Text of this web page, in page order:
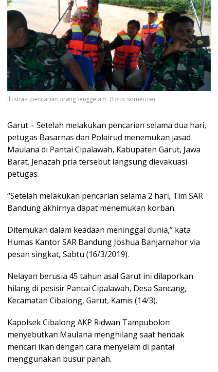
Ilustrasi pencarian orang tenggelam. (Foto: someone)
Garut – Setelah melakukan pencarian selama dua hari,
petugas Basarnas dan Polairud menemukan jasad
Maulana di Pantai Cipalawah, Kabupaten Garut, Jawa
Barat. Jenazah pria tersebut langsung dievakuasi
petugas.
“Setelah melakukan pencarian selama 2 hari, Tim SAR
Bandung akhirnya dapat menemukan korban.
Ditemukan dalam keadaan meninggal dunia,” kata
Humas Kantor SAR Bandung Joshua Banjarnahor via
pesan singkat, Sabtu (16/3/2019).
Nelayan berusia 45 tahun asal Garut ini dilaporkan
hilang di pesisir Pantai Cipalawah, Desa Sancang,
Kecamatan Cibalong, Garut, Kamis (14/3).
Kapolsek Cibalong AKP Ridwan Tampubolon
menyebutkan Maulana menghilang saat hendak
mencari ikan dengan cara menyelam di pantai
menggunakan busur panah.